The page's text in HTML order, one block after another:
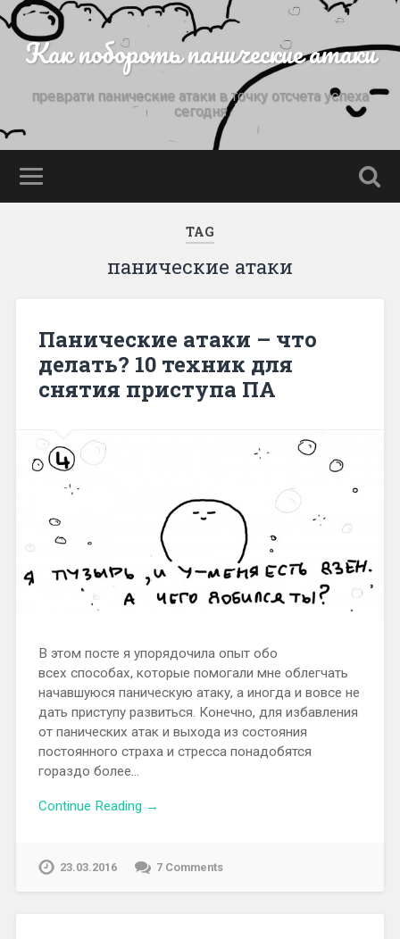
Как побороть панические атаки
преврати панические атаки в точку отсчета успеха
сегодня
TAG
панические атаки
Панические атаки – что
делать? 10 техник для
снятия приступа ПА
В этом посте я упорядочила опыт обо
всех способах, которые помогали мне облегчать
начавшуюся паническую атаку, а иногда и вовсе не
дать приступу развиться. Конечно, для избавления
от панических атак и выхода из состояния
постоянного страха и стресса понадобятся
гораздо более…
Continue Reading →
23.03.2016 7 Comments